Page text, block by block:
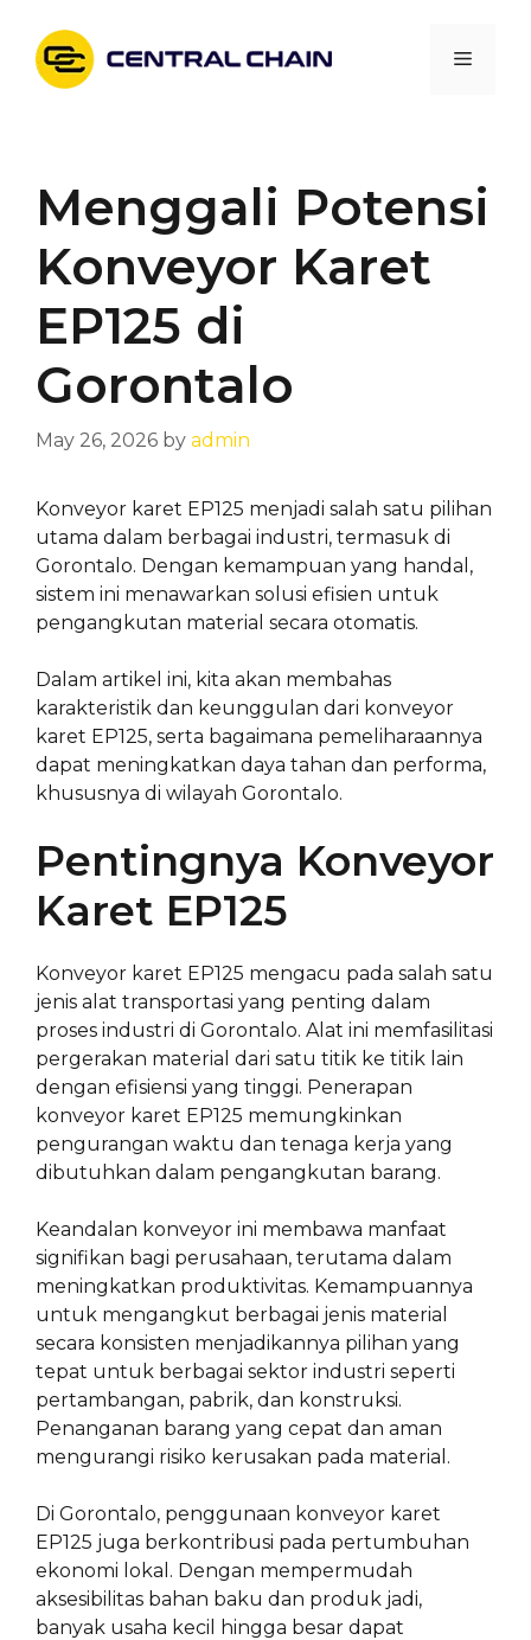
content
Menu
Menggali Potensi
Konveyor Karet
EP125 di
Gorontalo
May 26, 2026 by admin
Konveyor karet EP125 menjadi salah satu pilihan
utama dalam berbagai industri, termasuk di
Gorontalo. Dengan kemampuan yang handal,
sistem ini menawarkan solusi efisien untuk
pengangkutan material secara otomatis.
Dalam artikel ini, kita akan membahas
karakteristik dan keunggulan dari konveyor
karet EP125, serta bagaimana pemeliharaannya
dapat meningkatkan daya tahan dan performa,
khususnya di wilayah Gorontalo.
Pentingnya Konveyor
Karet EP125
Konveyor karet EP125 mengacu pada salah satu
jenis alat transportasi yang penting dalam
proses industri di Gorontalo. Alat ini memfasilitasi
pergerakan material dari satu titik ke titik lain
dengan efisiensi yang tinggi. Penerapan
konveyor karet EP125 memungkinkan
pengurangan waktu dan tenaga kerja yang
dibutuhkan dalam pengangkutan barang.
Keandalan konveyor ini membawa manfaat
signifikan bagi perusahaan, terutama dalam
meningkatkan produktivitas. Kemampuannya
untuk mengangkut berbagai jenis material
secara konsisten menjadikannya pilihan yang
tepat untuk berbagai sektor industri seperti
pertambangan, pabrik, dan konstruksi.
Penanganan barang yang cepat dan aman
mengurangi risiko kerusakan pada material.
Di Gorontalo, penggunaan konveyor karet
EP125 juga berkontribusi pada pertumbuhan
ekonomi lokal. Dengan mempermudah
aksesibilitas bahan baku dan produk jadi,
banyak usaha kecil hingga besar dapat